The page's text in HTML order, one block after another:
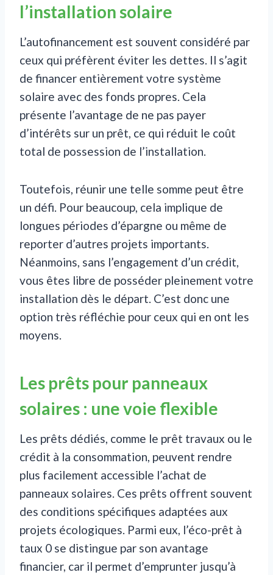
l’installation solaire
L’autofinancement est souvent considéré par
ceux qui préfèrent éviter les dettes. Il s’agit
de financer entièrement votre système
solaire avec des fonds propres. Cela
présente l’avantage de ne pas payer
d’intérêts sur un prêt, ce qui réduit le coût
total de possession de l’installation.
Toutefois, réunir une telle somme peut être
un défi. Pour beaucoup, cela implique de
longues périodes d’épargne ou même de
reporter d’autres projets importants.
Néanmoins, sans l’engagement d’un crédit,
vous êtes libre de posséder pleinement votre
installation dès le départ. C’est donc une
option très réfléchie pour ceux qui en ont les
moyens.
Les prêts pour panneaux
solaires : une voie flexible
Les prêts dédiés, comme le prêt travaux ou le
crédit à la consommation, peuvent rendre
plus facilement accessible l’achat de
panneaux solaires. Ces prêts offrent souvent
des conditions spécifiques adaptées aux
projets écologiques. Parmi eux, l’éco-prêt à
taux 0 se distingue par son avantage
financier, car il permet d’emprunter jusqu’à